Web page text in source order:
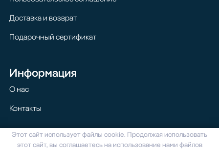
Доставка и возврат
Подарочный сертификат
Информация
О нас
Контакты
© 2024 Homilton. Все права защищены
Этот сайт использует файлы cookie. Продолжая использовать
этот сайт, вы соглашаетесь на использование нами файлов